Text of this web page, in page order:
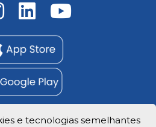
e tecnologias semelhantes